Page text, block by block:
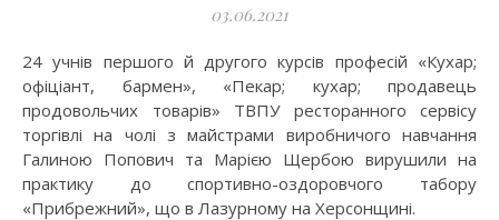
03.06.2021
24 учнів першого й другого курсів професій «Кухар;
офіціант, бармен», «Пекар; кухар; продавець
продовольчих товарів» ТВПУ ресторанного сервісу
торгівлі на чолі з майстрами виробничого навчання
Галиною Попович та Марією Щербою вирушили на
практику до спортивно-оздоровчого табору
«Прибрежний», що в Лазурному на Херсонщині.